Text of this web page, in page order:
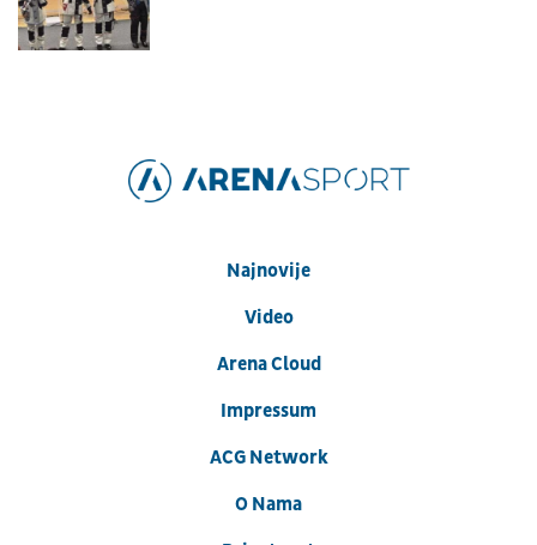
Najnovije
Video
Arena Cloud
Impressum
ACG Network
O Nama